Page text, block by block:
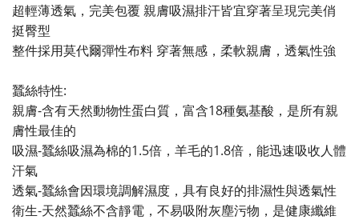
超輕薄透氣，完美包覆 親膚吸濕排汗皆宜穿著呈現完美俏
挺臀型
整件採用莫代爾彈性布料 穿著無感，柔軟親膚，透氣性強
蠶絲特性:
親膚-含有天然動物性蛋白質，富含18種氨基酸，是所有親
膚性最佳的
吸濕-蠶絲吸濕為棉的1.5倍，羊毛的1.8倍，能迅速吸收人體
汗氣
透氣-蠶絲會因環境調解濕度，具有良好的排濕性與透氣性
衛生-天然蠶絲不含靜電，不易吸附灰塵污物，是健康纖維